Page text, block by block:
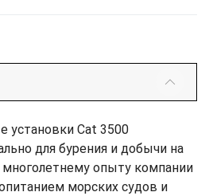
установки Cat 3500
для бурения и добычи на
многолетнему опыту компании
морских судов и